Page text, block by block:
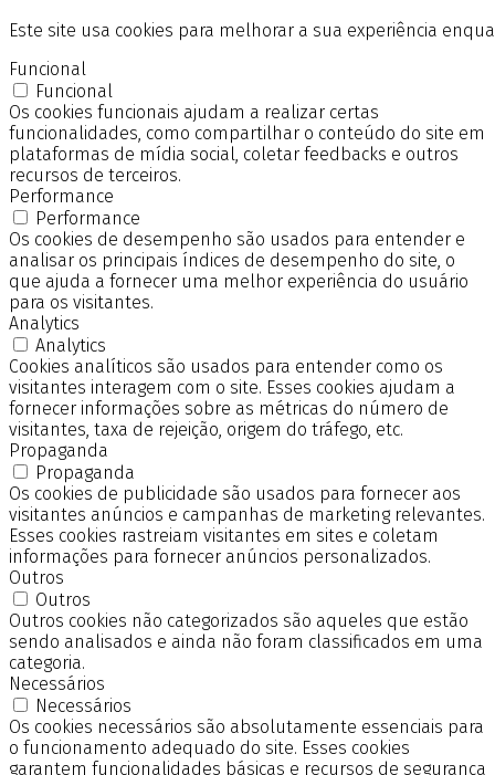
Este site usa cookies para melhorar a sua experiência
Funcional
Funcional
Os cookies funcionais ajudam a realizar certas
funcionalidades, como compartilhar o conteúdo do site em
plataformas de mídia social, coletar feedbacks e outros
recursos de terceiros.
Performance
Performance
Os cookies de desempenho são usados para entender e
analisar os principais índices de desempenho do site, o
que ajuda a fornecer uma melhor experiência do usuário
para os visitantes.
Analytics
Analytics
Cookies analíticos são usados para entender como os
visitantes interagem com o site. Esses cookies ajudam a
fornecer informações sobre as métricas do número de
visitantes, taxa de rejeição, origem do tráfego, etc.
Propaganda
Propaganda
Os cookies de publicidade são usados para fornecer aos
visitantes anúncios e campanhas de marketing relevantes.
Esses cookies rastreiam visitantes em sites e coletam
informações para fornecer anúncios personalizados.
Outros
Outros
Outros cookies não categorizados são aqueles que estão
sendo analisados e ainda não foram classificados em uma
categoria.
Necessários
Necessários
Os cookies necessários são absolutamente essenciais para
o funcionamento adequado do site. Esses cookies
garantem funcionalidades básicas e recursos de segurança